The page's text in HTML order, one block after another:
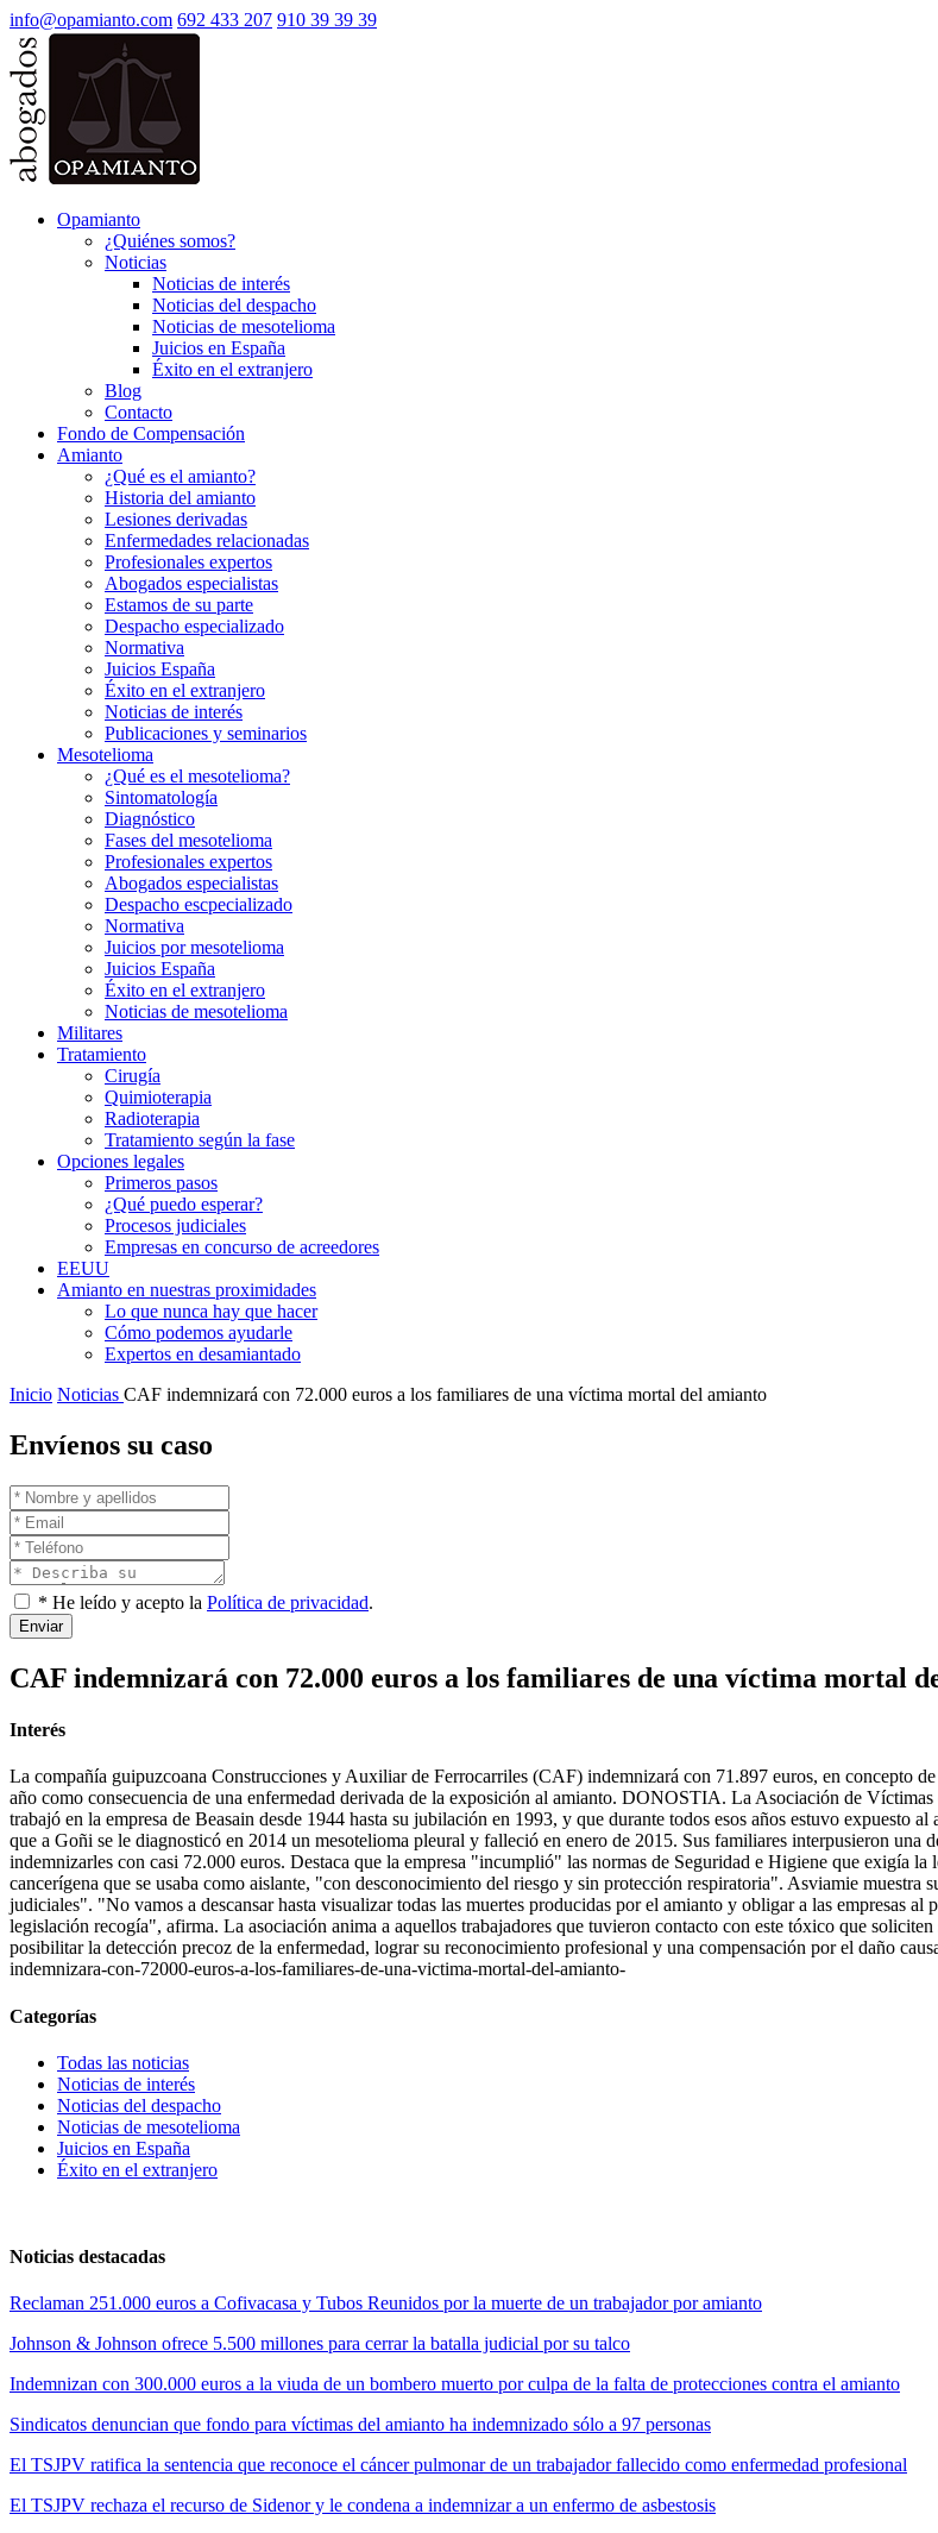
info@opamianto.com 692 433 207 910 39 39 39
Opamianto
¿Quiénes somos?
Noticias
Noticias de interés
Noticias del despacho
Noticias de mesotelioma
Juicios en España
Éxito en el extranjero
Blog
Contacto
Fondo de Compensación
Amianto
¿Qué es el amianto?
Historia del amianto
Lesiones derivadas
Enfermedades relacionadas
Profesionales expertos
Abogados especialistas
Estamos de su parte
Despacho especializado
Normativa
Juicios España
Éxito en el extranjero
Noticias de interés
Publicaciones y seminarios
Mesotelioma
¿Qué es el mesotelioma?
Sintomatología
Diagnóstico
Fases del mesotelioma
Profesionales expertos
Abogados especialistas
Despacho escpecializado
Normativa
Juicios por mesotelioma
Juicios España
Éxito en el extranjero
Noticias de mesotelioma
Militares
Tratamiento
Cirugía
Quimioterapia
Radioterapia
Tratamiento según la fase
Opciones legales
Primeros pasos
¿Qué puedo esperar?
Procesos judiciales
Empresas en concurso de acreedores
EEUU
Amianto en nuestras proximidades
Lo que nunca hay que hacer
Cómo podemos ayudarle
Expertos en desamiantado
Inicio Noticias CAF indemnizará con 72.000 euros a los familiares de una víctima mortal del amianto
Envíenos su caso
* He leído y acepto la Política de privacidad.
Enviar
CAF indemnizará con 72.000 euros a los familiares de una víctima mortal
Interés
La compañía guipuzcoana Construcciones y Auxiliar de Ferrocarriles (CAF) indemnizará con 71.897 euros, en concepto
año como consecuencia de una enfermedad derivada de la exposición al amianto. DONOSTIA. La Asociación de
trabajó en la empresa de Beasain desde 1944 hasta su jubilación en 1993, y que durante todos esos años estuvo expuesto
que a Goñi se le diagnosticó en 2014 un mesotelioma pleural y falleció en enero de 2015. Sus familiares interpusieron
indemnizarles con casi 72.000 euros. Destaca que la empresa "incumplió" las normas de Seguridad e Higiene que exigía
cancerígena que se usaba como aislante, "con desconocimiento del riesgo y sin protección respiratoria". Asviamie muestra
judiciales". "No vamos a descansar hasta visualizar todas las muertes producidas por el amianto y obligar a las empresas
legislación recogía", afirma. La asociación anima a aquellos trabajadores que tuvieron contacto con este tóxico que
posibilitar la detección precoz de la enfermedad, lograr su reconocimiento profesional y una compensación por el daño
indemnizara-con-72000-euros-a-los-familiares-de-una-victima-mortal-del-amianto-
Categorías
Todas las noticias
Noticias de interés
Noticias del despacho
Noticias de mesotelioma
Juicios en España
Éxito en el extranjero
Noticias destacadas
Reclaman 251.000 euros a Cofivacasa y Tubos Reunidos por la muerte de un trabajador por amianto
Johnson & Johnson ofrece 5.500 millones para cerrar la batalla judicial por su talco
Indemnizan con 300.000 euros a la viuda de un bombero muerto por culpa de la falta de protecciones contra el amianto
Sindicatos denuncian que fondo para víctimas del amianto ha indemnizado sólo a 97 personas
El TSJPV ratifica la sentencia que reconoce el cáncer pulmonar de un trabajador fallecido como enfermedad profesional
El TSJPV rechaza el recurso de Sidenor y le condena a indemnizar a un enfermo de asbestosis